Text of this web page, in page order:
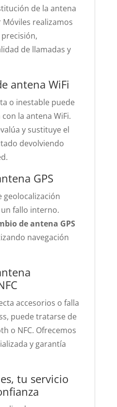
de la antena
realizamos
de llamadas y
antena WiFi
o inestable puede
la antena WiFi.
y sustituye el
devolviendo
GPS
geolocalización
fallo interno.
de antena GPS
navegación
accesorios o falla
puede tratarse de
o NFC. Ofrecemos
y garantía
tu servicio